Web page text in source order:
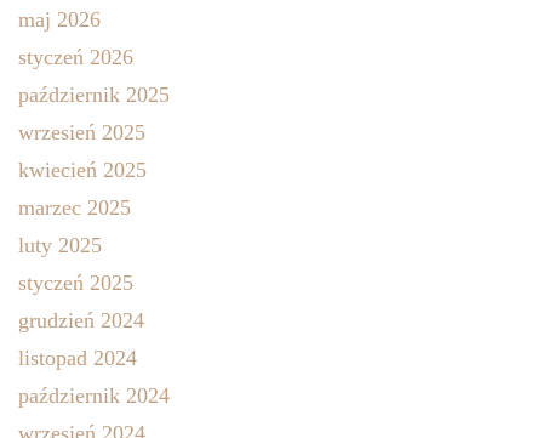
maj 2026
styczeń 2026
październik 2025
wrzesień 2025
kwiecień 2025
marzec 2025
luty 2025
styczeń 2025
grudzień 2024
listopad 2024
październik 2024